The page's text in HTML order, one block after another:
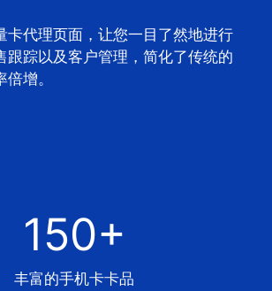
卡代理页面，让您一目了然地进行
跟踪以及客户管理，简化了传统的
增。
150+
丰富的手机卡卡品